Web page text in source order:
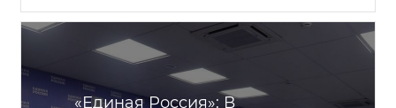
«Единая Россия»: В